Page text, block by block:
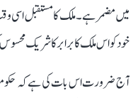
میں مضمر ہے۔ ملک کا مستقبل اسی
خود کو اس ملک کا برابر کا شریک
آج ضرورت اس بات کی ہے کہ حکومت